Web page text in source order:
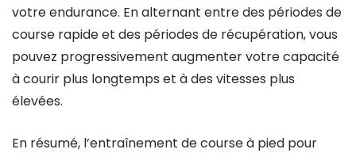
votre endurance. En alternant entre des périodes de
course rapide et des périodes de récupération, vous
pouvez progressivement augmenter votre capacité
à courir plus longtemps et à des vitesses plus
élevées.
En résumé, l’entraînement de course à pied pour